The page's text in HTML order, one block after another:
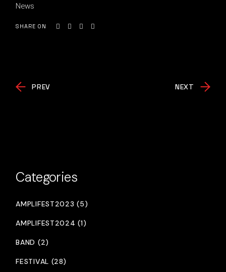
News
SHARE ON
PREV NEXT
Categories
AMPLIFEST2023 (5)
AMPLIFEST2024 (1)
BAND (2)
FESTIVAL (28)